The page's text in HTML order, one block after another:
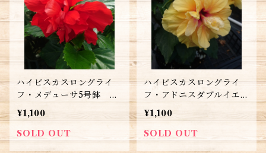
ハイビスカスロングライ
フ・メデューサ5号鉢 送
料別
¥1,100
SOLD OUT
ハイビスカスロングライ
フ・アドニスダブルイエロ
ー5号鉢 送料別
¥1,100
SOLD OUT